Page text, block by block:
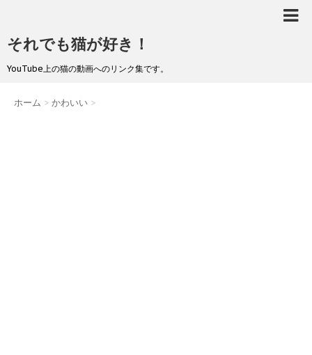
それでも猫が好き！
YouTube上の猫の動画へのリンク集です。
ホーム > かわいい >